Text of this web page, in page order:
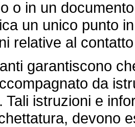
o in un
un unico punto
relative al
garantiscono
da
Tali istruzioni e
devono